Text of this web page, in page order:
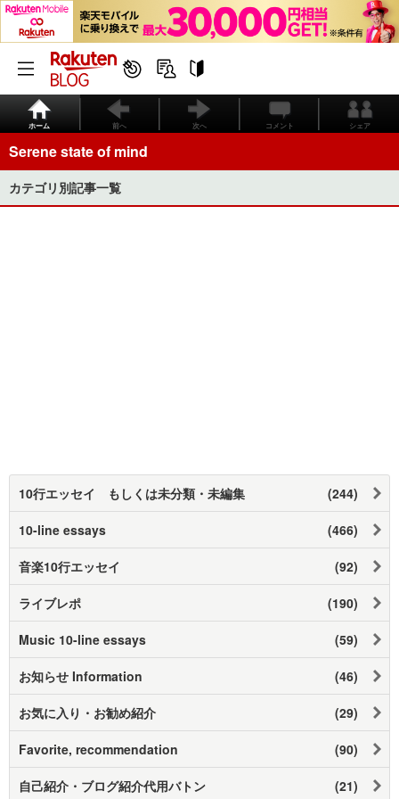
ホーム 前へ 次へ コメント シェア
Serene state of mind
カテゴリ別記事一覧
10行エッセイ もしくは未分類・未編集 (244)
10-line essays (466)
音楽10行エッセイ (92)
ライブレポ (190)
Music 10-line essays (59)
お知らせ Information (46)
お気に入り・お勧め紹介 (29)
Favorite, recommendation (90)
自己紹介・ブログ紹介代用バトン (21)